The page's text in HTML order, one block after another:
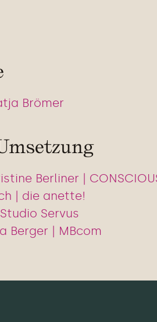
Brömer
Berliner |
| die anette!
Servus
Berger | MBcom